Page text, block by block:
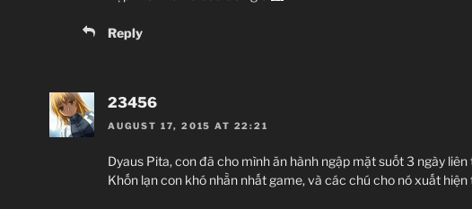
Reply
23456
AUGUST 17, 2015 AT 22:21
Dyaus Pita, con đã cho mình ăn hành ngập mặt suốt 3 ngày liên
Khốn lạn con khó nhằn nhất game, và các chú cho nó xuất hiện